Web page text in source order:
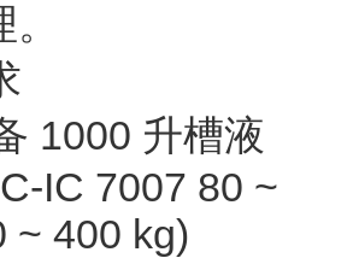
1000 升槽液
IC 7007 80 ~
~ 400 kg)